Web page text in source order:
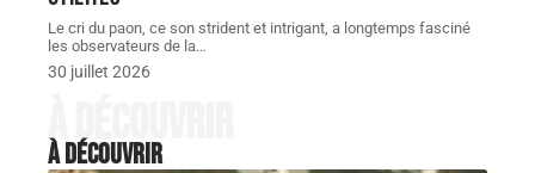
Le cri du paon, ce son strident et intrigant, a longtemps fasciné
les observateurs de la…
30 juillet 2026
À découvrir
À découvrir